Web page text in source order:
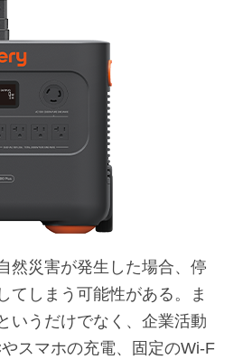
然災害が発生した場合、停
てしまう可能性がある。ま
いうだけでなく、企業活動
スマホの充電、固定のWi-F